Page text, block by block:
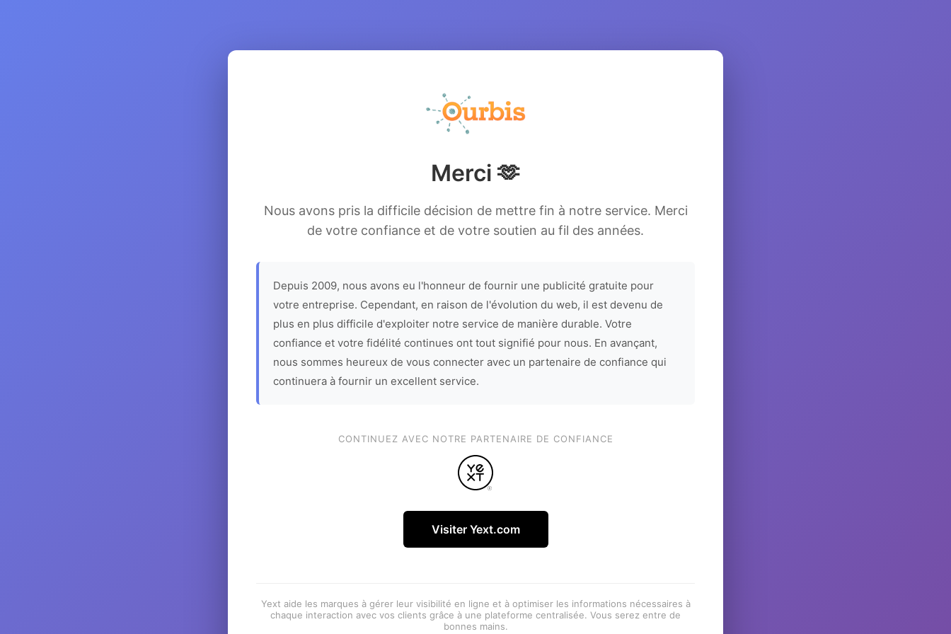
Merci 🫶
Nous avons pris la difficile décision de mettre fin à notre service. Merci
de votre confiance et de votre soutien au fil des années.
Depuis 2009, nous avons eu l'honneur de fournir une publicité gratuite pour
votre entreprise. Cependant, en raison de l'évolution du web, il est devenu de
plus en plus difficile d'exploiter notre service de manière durable. Votre
confiance et votre fidélité continues ont tout signifié pour nous. En avançant,
nous sommes heureux de vous connecter avec un partenaire de confiance qui
continuera à fournir un excellent service.
CONTINUEZ AVEC NOTRE PARTENAIRE DE CONFIANCE
Visiter Yext.com
Yext aide les marques à gérer leur visibilité en ligne et à optimiser les informations nécessaires à
chaque interaction avec vos clients grâce à une plateforme centralisée. Vous serez entre de
bonnes mains.